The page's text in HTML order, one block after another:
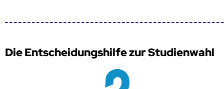
Die Entscheidungshilfe zur Studienwahl